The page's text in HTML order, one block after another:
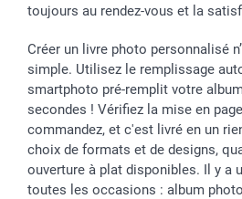
toujours au rendez-vous et la
Créer un livre photo personnalisé
simple. Utilisez le remplissage
smartphoto pré-remplit votre
secondes ! Vérifiez la mise en
commandez, et c'est livré en un
choix de formats et de designs,
ouverture à plat disponibles. Il y a
toutes les occasions : album